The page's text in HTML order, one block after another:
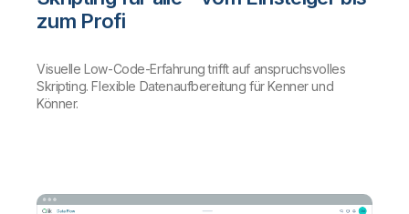
zum Profi
Visuelle Low-Code-Erfahrung trifft auf anspruchsvolles
Skripting. Flexible Datenaufbereitung für Kenner und
Könner.